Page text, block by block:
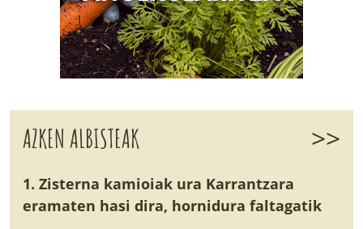
AZKEN ALBISTEAK >>
1. Zisterna kamioiak ura Karrantzara
eramaten hasi dira, hornidura faltagatik